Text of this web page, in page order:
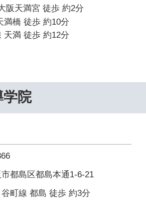
阪天満宮 徒歩 約2分
満橋 徒歩 約10分
天満 徒歩 約12分
学院
都島区都島本通1-6-21
町線 都島 徒歩 約3分